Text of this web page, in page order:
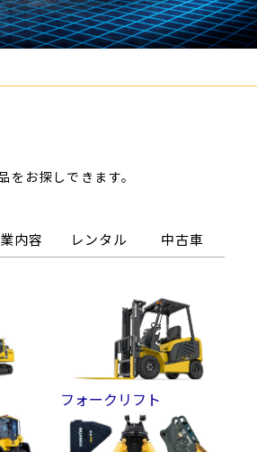
をお探しできます。
内容 レンタル 中古車
フォークリフト